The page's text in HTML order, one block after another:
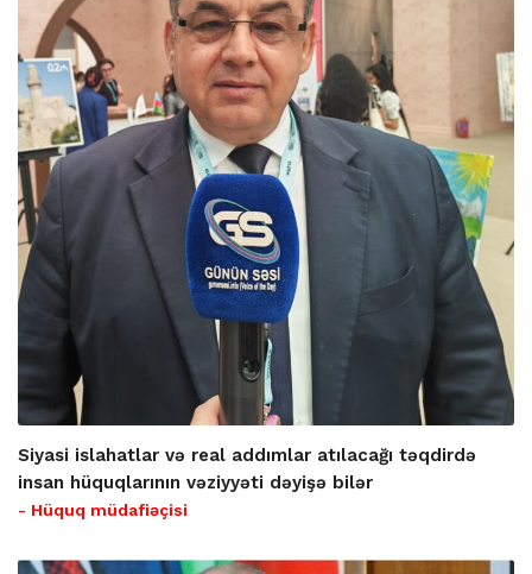
Siyasi islahatlar və real addımlar atılacağı təqdirdə
insan hüquqlarının vəziyyəti dəyişə bilər
- Hüquq müdafiəçisi